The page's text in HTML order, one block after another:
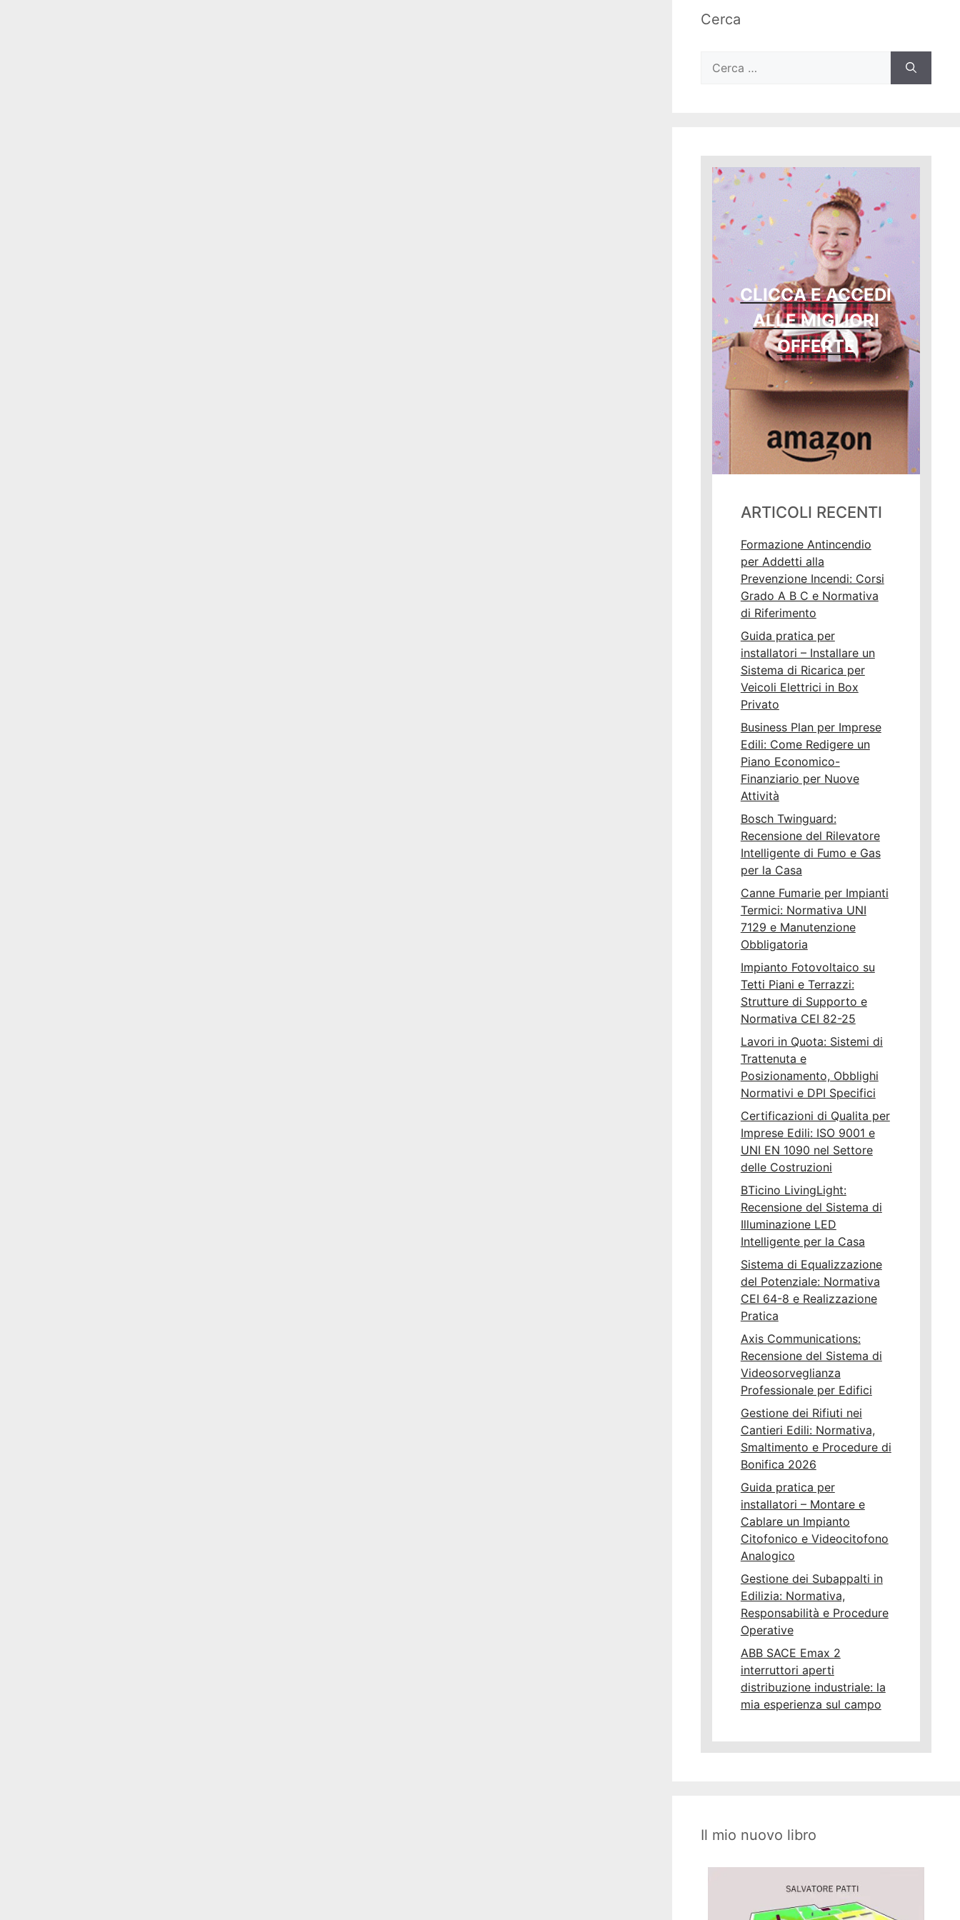
Cerca
per:
CLICCA E ACCEDI
ALLE MIGLIORI
OFFERTE
ARTICOLI RECENTI
Formazione Antincendio
per Addetti alla
Prevenzione Incendi: Corsi
Grado A B C e Normativa
di Riferimento
Guida pratica per
installatori – Installare un
Sistema di Ricarica per
Veicoli Elettrici in Box
Privato
Business Plan per Imprese
Edili: Come Redigere un
Piano Economico-
Finanziario per Nuove
Attività
Bosch Twinguard:
Recensione del Rilevatore
Intelligente di Fumo e Gas
per la Casa
Canne Fumarie per Impianti
Termici: Normativa UNI
7129 e Manutenzione
Obbligatoria
Impianto Fotovoltaico su
Tetti Piani e Terrazzi:
Strutture di Supporto e
Normativa CEI 82-25
Lavori in Quota: Sistemi di
Trattenuta e
Posizionamento, Obblighi
Normativi e DPI Specifici
Certificazioni di Qualita per
Imprese Edili: ISO 9001 e
UNI EN 1090 nel Settore
delle Costruzioni
BTicino LivingLight:
Recensione del Sistema di
Illuminazione LED
Intelligente per la Casa
Sistema di Equalizzazione
del Potenziale: Normativa
CEI 64-8 e Realizzazione
Pratica
Axis Communications:
Recensione del Sistema di
Videosorveglianza
Professionale per Edifici
Gestione dei Rifiuti nei
Cantieri Edili: Normativa,
Smaltimento e Procedure di
Bonifica 2026
Guida pratica per
installatori – Montare e
Cablare un Impianto
Citofonico e Videocitofono
Analogico
Gestione dei Subappalti in
Edilizia: Normativa,
Responsabilità e Procedure
Operative
ABB SACE Emax 2
interruttori aperti
distribuzione industriale: la
mia esperienza sul campo
Il mio nuovo libro